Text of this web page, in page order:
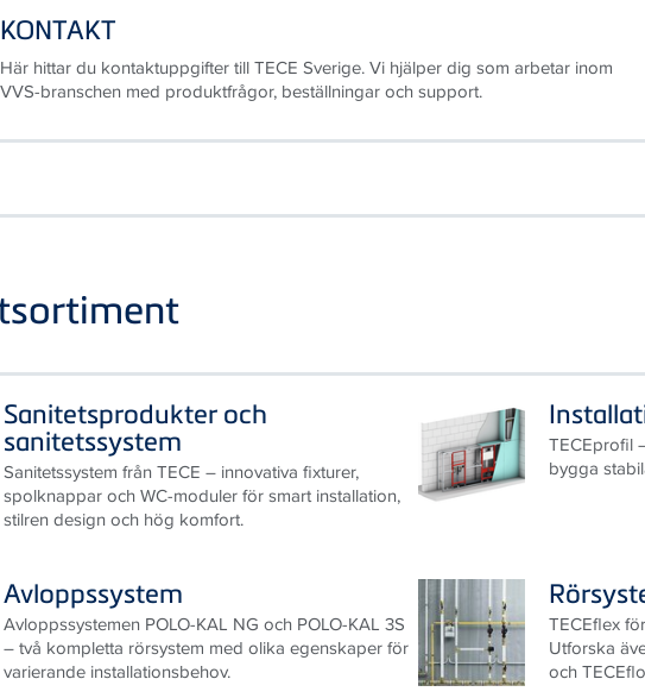
Här hittar du kontaktuppgifter till TECE Sverige. Vi hjälper dig som arbetar inom
VVS-branschen med produktfrågor, beställningar och support.
sanitetssystem
Sanitetssystem från TECE – innovativa fixturer,
spolknappar och WC-moduler för smart installation,
stilren design och hög komfort.
bygga
Avloppssystem
– två kompletta rörsystem med olika egenskaper för
varierande installationsbehov.
Utforska
och